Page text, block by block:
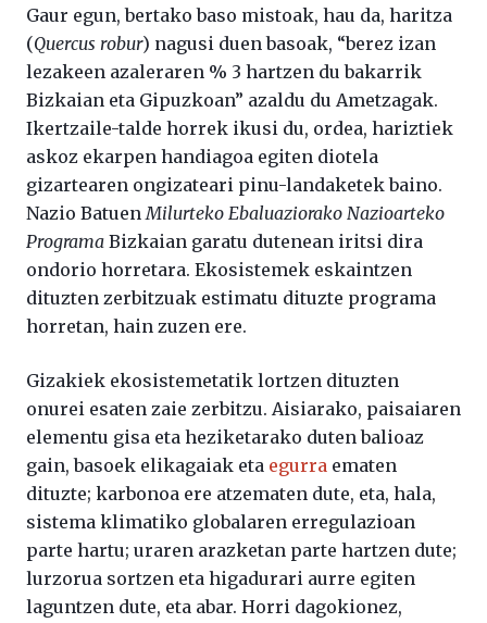
Gaur egun, bertako baso mistoak, hau da, haritza
(Quercus robur) nagusi duen basoak, “berez izan
lezakeen azaleraren % 3 hartzen du bakarrik
Bizkaian eta Gipuzkoan” azaldu du Ametzagak.
Ikertzaile-talde horrek ikusi du, ordea, hariztiek
askoz ekarpen handiagoa egiten diotela
gizartearen ongizateari pinu-landaketek baino.
Nazio BatuenMilurteko Ebaluaziorako Nazioarteko
Programa Bizkaian garatu dutenean iritsi dira
ondorio horretara. Ekosistemek eskaintzen
dituzten zerbitzuak estimatu dituzte programa
horretan, hain zuzen ere.
Gizakiek ekosistemetatik lortzen dituzten
onurei esaten zaie zerbitzu. Aisiarako, paisaiaren
elementu gisa eta heziketarako duten balioaz
gain, basoek elikagaiak eta egurra ematen
dituzte; karbonoa ere atzematen dute, eta, hala,
sistema klimatiko globalaren erregulazioan
parte hartu; uraren arazketan parte hartzen dute;
lurzorua sortzen eta higadurari aurre egiten
laguntzen dute, eta abar. Horri dagokionez,